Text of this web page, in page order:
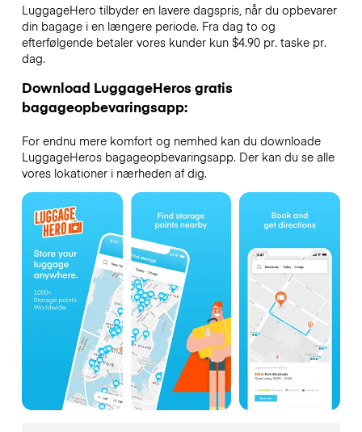
LuggageHero tilbyder en lavere dagspris, når du opbevarer
din bagage i en længere periode. Fra dag to og
efterfølgende betaler vores kunder kun $4.90 pr. taske pr.
dag.
Download LuggageHeros gratis
bagageopbevaringsapp:
For endnu mere komfort og nemhed kan du downloade
LuggageHeros bagageopbevaringsapp. Der kan du se alle
vores lokationer i nærheden af dig.